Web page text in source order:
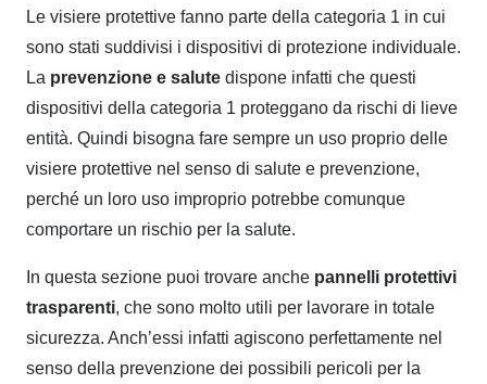
Le visiere protettive fanno parte della categoria 1 in cui
sono stati suddivisi i dispositivi di protezione individuale.
La prevenzione e salute dispone infatti che questi
dispositivi della categoria 1 proteggano da rischi di lieve
entità. Quindi bisogna fare sempre un uso proprio delle
visiere protettive nel senso di salute e prevenzione,
perché un loro uso improprio potrebbe comunque
comportare un rischio per la salute.
In questa sezione puoi trovare anche pannelli protettivi
trasparenti, che sono molto utili per lavorare in totale
sicurezza. Anch’essi infatti agiscono perfettamente nel
senso della prevenzione dei possibili pericoli per la